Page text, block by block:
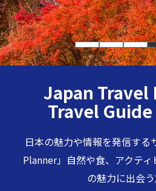
Japan Travel
Travel
日本の魅力や情報を発信する
Planner」 自然や食、アクテ
の魅力に出会う